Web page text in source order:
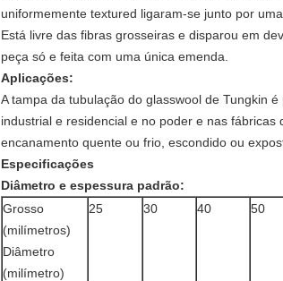
uniformemente textured ligaram-se junto por
Está livre das fibras grosseiras e disparou em
peça só e feita com uma única emenda.
Aplicações:
A tampa da tubulação do glasswool de Tungkin
industrial e residencial e no poder e nas
encanamento quente ou frio, escondido ou
Especificações
Diâmetro e espessura padrão:
Grosso
(milímetros)
Diâmetro
(milímetro)
25 30 40 50